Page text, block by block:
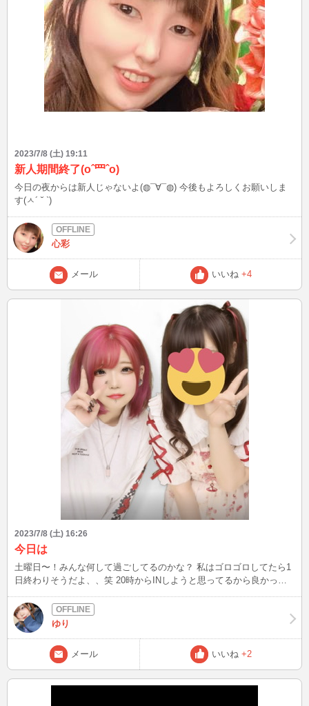
2023/7/8 (土) 19:11
新人期間終了(oˆ罒ˆo)
今日の夜からは新人じゃないよ(◍¯∀¯◍) 今後もよろしくお願いしま
す(ㅅ´ ˘ `)
心彩
メール いいね +4
2023/7/8 (土) 16:26
今日は
土曜日〜！みんな何して過ごしてるのかな？ 私はゴロゴロしてたら1
日終わりそうだよ、、笑 20時からINしようと思ってるから良かった
ゆり
メール いいね +2